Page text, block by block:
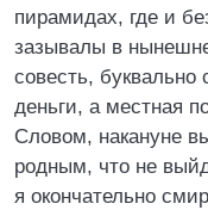
пирамидах, где и
зазывалы в
совесть,
деньги, а местная
Словом, накануне
родным, что не
я окончательно